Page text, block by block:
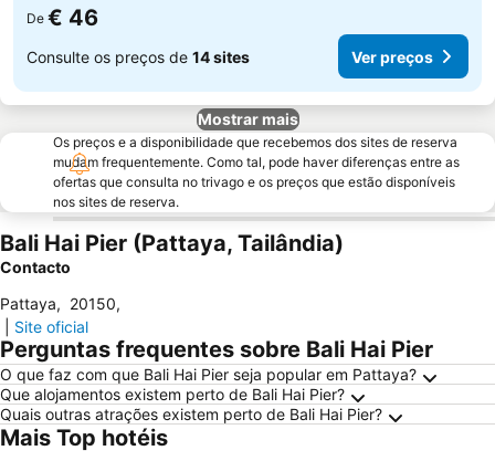
De € 46
Consulte os preços de 14 sites Ver preços
Mostrar mais
Os preços e a disponibilidade que recebemos dos sites de reserva
mudam frequentemente. Como tal, pode haver diferenças entre as
ofertas que consulta no trivago e os preços que estão disponíveis
nos sites de reserva.
Bali Hai Pier (Pattaya, Tailândia)
Contacto
Pattaya, 20150,
Site oficial
Perguntas frequentes sobre Bali Hai Pier
O que faz com que Bali Hai Pier seja popular em Pattaya?
Que alojamentos existem perto de Bali Hai Pier?
Quais outras atrações existem perto de Bali Hai Pier?
Mais Top hotéis